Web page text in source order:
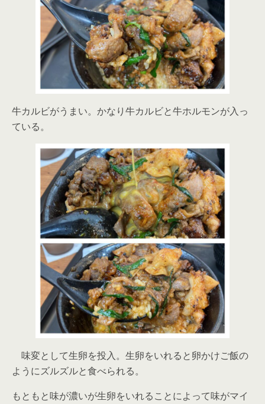
牛カルビがうまい。かなり牛カルビと牛ホルモンが入っ
ている。
味変として生卵を投入。生卵をいれると卵かけご飯の
ようにズルズルと食べられる。
もともと味が濃いが生卵をいれることによって味がマイ